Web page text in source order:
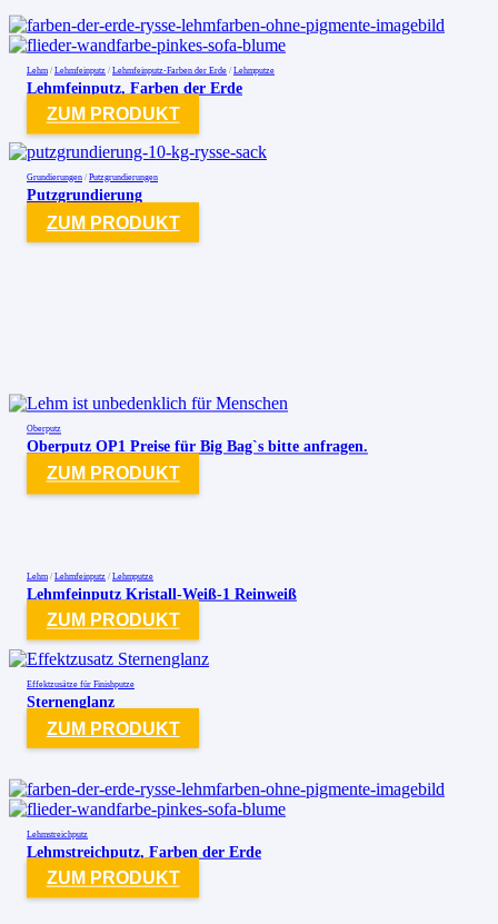
Lehm / Lehmfeinputz / Lehmfeinputz-Farben der Erde / Lehmputze
Lehmfeinputz, Farben der Erde
ZUM PRODUKT
Grundierungen / Putzgrundierungen
Putzgrundierung
ZUM PRODUKT
Oberputz
Oberputz OP1 Preise für Big Bag`s bitte anfragen.
ZUM PRODUKT
Lehm / Lehmfeinputz / Lehmputze
Lehmfeinputz Kristall-Weiß-1 Reinweiß
ZUM PRODUKT
Effektzusätze für Finishputze
Sternenglanz
ZUM PRODUKT
Lehmstreichputz
Lehmstreichputz, Farben der Erde
ZUM PRODUKT